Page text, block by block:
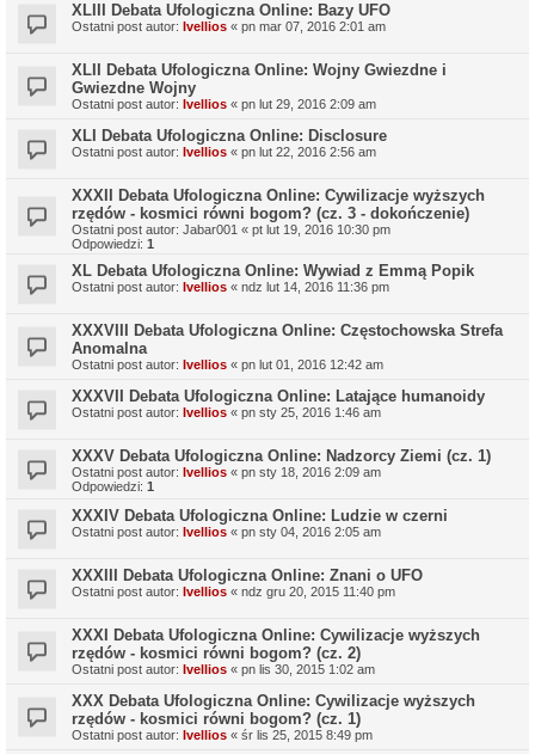
XLIII Debata Ufologiczna Online: Bazy UFO
Ostatni post autor: Ivellios « pn mar 07, 2016 2:01 am
XLII Debata Ufologiczna Online: Wojny Gwiezdne i
Gwiezdne Wojny
Ostatni post autor: Ivellios « pn lut 29, 2016 2:09 am
XLI Debata Ufologiczna Online: Disclosure
Ostatni post autor: Ivellios « pn lut 22, 2016 2:56 am
XXXII Debata Ufologiczna Online: Cywilizacje wyższych
rzędów - kosmici równi bogom? (cz. 3 - dokończenie)
Ostatni post autor: Jabar001 « pt lut 19, 2016 10:30 pm
Odpowiedzi: 1
XL Debata Ufologiczna Online: Wywiad z Emmą Popik
Ostatni post autor: Ivellios « ndz lut 14, 2016 11:36 pm
XXXVIII Debata Ufologiczna Online: Częstochowska Strefa
Anomalna
Ostatni post autor: Ivellios « pn lut 01, 2016 12:42 am
XXXVII Debata Ufologiczna Online: Latające humanoidy
Ostatni post autor: Ivellios « pn sty 25, 2016 1:46 am
XXXV Debata Ufologiczna Online: Nadzorcy Ziemi (cz. 1)
Ostatni post autor: Ivellios « pn sty 18, 2016 2:09 am
Odpowiedzi: 1
XXXIV Debata Ufologiczna Online: Ludzie w czerni
Ostatni post autor: Ivellios « pn sty 04, 2016 2:05 am
XXXIII Debata Ufologiczna Online: Znani o UFO
Ostatni post autor: Ivellios « ndz gru 20, 2015 11:40 pm
XXXI Debata Ufologiczna Online: Cywilizacje wyższych
rzędów - kosmici równi bogom? (cz. 2)
Ostatni post autor: Ivellios « pn lis 30, 2015 1:02 am
XXX Debata Ufologiczna Online: Cywilizacje wyższych
rzędów - kosmici równi bogom? (cz. 1)
Ostatni post autor: Ivellios « śr lis 25, 2015 8:49 pm